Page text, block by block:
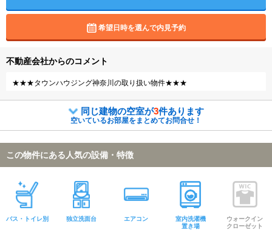
希望日時を選んで内見予約
不動産会社からのコメント
★★★タウンハウジング神奈川の取り扱い物件★★★
同じ建物の空室が3件あります
空いているお部屋をまとめてお問合せ！
この物件にある人気の設備・特徴
バス・トイレ別 独立洗面台 エアコン
室内洗濯機
置き場
ウォークイン
クローゼット